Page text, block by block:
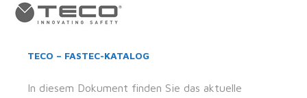
TECO – FASTEC-KATALOG
In diesem Dokument finden Sie das aktuelle